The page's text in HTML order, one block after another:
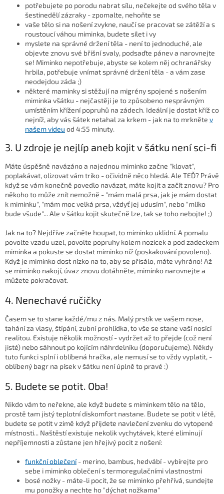
potřebujete po porodu nabrat sílu, nečekejte od svého těla v
šestinedělí zázraky - zpomalte, nehoňte se
vaše tělo si na nošení zvykne, naučí se pracovat se zátěží a s
roustoucí váhou miminka, budete sílet i vy
myslete na správné držení těla - není to jednoduché, ale
objevte znovu své břišní svaly, podsaďte pánev a narovnejte
se! Miminko nepotřebuje, abyste se kolem něj ochranářsky
hrbila, potřebuje vnímat správné držení těla - a vám zase
neodejdou záda ;)
některé maminky si stěžují na migrény spojené s nošením
miminka všátku - nejčastěji je to způsobeno nesprávným
umístěním křížení popruhů na zádech. Ideální je dostat kříž co
nejníž, aby vás šátek netahal za krkem - jak na to mrkněte v
našem videu od 4:55 minuty.
3. U zdroje je nejlíp aneb kojit v šátku není sci-fi
Máte úspěšně navázáno a najednou miminko začne "klovat",
poplakávat, olizovat vám triko - očividně něco hledá. Ale TEĎ? Právě
když se vám konečně povedlo navázat, máte kojit a začít znovu? Pro
někoho to může znít nemožně - "mám malá prsa, jak je mám dostat
k miminku", "mám moc velká prsa, vždyť jej udusím", nebo "mlíko
bude všude"... Ale v šátku kojit skutečně lze, tak se toho nebojte! ;)
Jak na to? Nejdříve začněte houpat, to miminko uklidní. A pomalu
povolte vzadu uzel, povolte popruhy kolem nozicek a pod zadeckem
miminka a pokuste se dostat miminko níž (poskakování povoleno).
Když je miminko dost nízko na to, aby se přisálo, máte vyhráno! Až
se miminko nakojí, úvaz znovu dotáhněte, miminko narovnejte a
můžete pokračovat.
4. Nenechavé ručičky
Časem se to stane každé/mu z nás. Malý prstík ve vašem nose,
tahání za vlasy, štípání, zubní prohlídka, to vše se stane vaší nosící
realitou. Existuje několik možností - vydržet až to přejde (což není
jisté) nebo sáhnout po kojícím náhrdelníku (doporučujeme). Někdy
tuto funkci splní i oblíbená hračka, ale nemusí se to vždy vyplatit, -
oblíbený bagr na písek v šátku není úplně to pravé :)
5. Budete se potit. Oba!
Nikdo vám to neřekne, ale když budete s miminkem tělo na tělo,
prostě tam jistý teplotní diskomfort nastane. Budete se potit v létě,
budete se potit v zimě když přijdete navlečení zvenku do vytopené
místnosti... Naštěstí existuje nekolik vychytávek, které eliminují
nepříjemnosti a zůstane jen hřejivý pocit z nošení:
funkční oblečení- merino, bambus, hedvábí - vybírejte pro
sebe i miminko oblečení s termoregulačními vlastnostmi
bosé nožky - máte-li pocit, že se miminko přehřívá, sundejte
mu ponožky a nechte ho "dýchat nožkama"